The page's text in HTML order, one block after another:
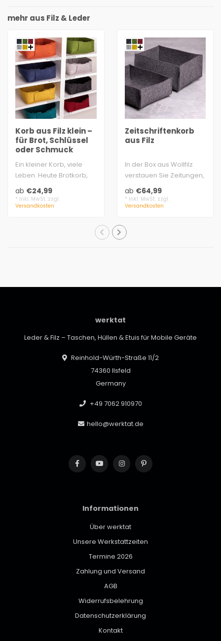
mehr aus Filz & Leder
Korb aus Filz klein –
für Brot, Schlüssel
oder Schmuck
Ein kleiner Korb, viele
Leben. Heute Brotkorb,
morgen Schlüsselkorb …
100% S..
ab €24,99
* Inkl. MwSt. zzgl.
Versandkosten
Zeitschriftenkorb
aus Filz
In der Box aus Wollfilz
verstauen Sie Zeitungen,
Zeitschriften, Briefe ... der
A..
ab €64,99
* Inkl. MwSt. zzgl.
Versandkosten
werktat
Leder & Filz – Taschen, Hüllen & Etuis für Mobile Geräte
Reinhold-Würth-Straße 11/2
74360 Ilsfeld
Germany
+49 7062 910970
hello@werktat.de
Informationen
Über werktat
Unsere Werkstattzeiten
Termine 2026
Zahlung und Versand
AGB
Widerrufsbelehrung
Datenschutzerklärung
Kontakt